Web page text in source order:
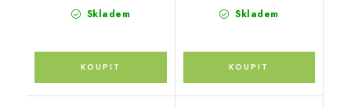
Skladem Skladem